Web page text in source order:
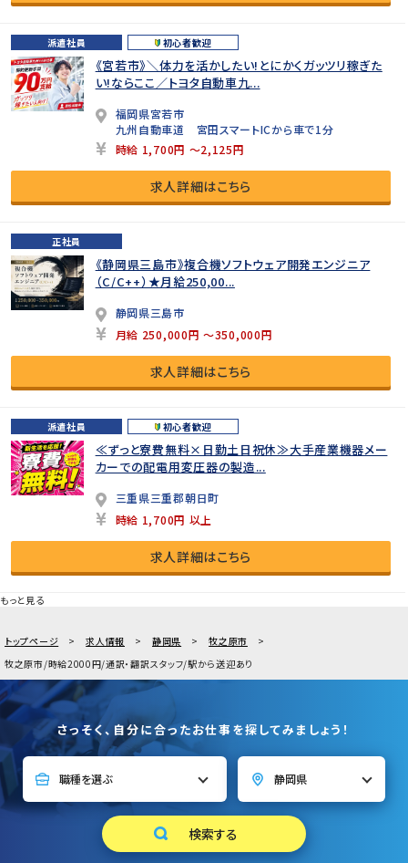
派遣社員 初心者歓迎
《宮若市》＼体力を活かしたい!とにかくガッツリ稼ぎた
い!ならここ／トヨタ自動車九...
福岡県宮若市
九州自動車道 宮田スマートICから車で1分
時給 1,700円 ～2,125円
求人詳細はこちら
正社員
《静岡県三島市》複合機ソフトウェア開発エンジニア
（C/C++）★月給250,00...
静岡県三島市
月給 250,000円 ～350,000円
求人詳細はこちら
派遣社員 初心者歓迎
≪ずっと寮費無料×日勤土日祝休≫大手産業機器メー
カーでの配電用変圧器の製造...
三重県三重郡朝日町
時給 1,700円 以上
求人詳細はこちら
もっと見る
トップページ 求人情報 静岡県
牧之原市
牧之原市/時給2000円/通訳・翻訳スタッフ/駅から送迎あり
さっそく、自分に合ったお仕事を探してみましょう！